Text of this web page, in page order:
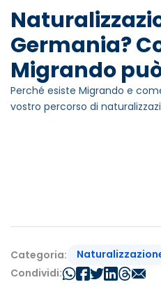
Germania?
Migrando
Perché esiste Migrando e
vostro percorso di
Categoria:
Condividi: